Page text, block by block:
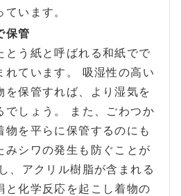
います。
保管
とう紙と呼ばれる和紙でで
れています。 吸湿性の高い
を保管すれば、より湿気を
でしょう。 また、ごわつか
物を平らに保管するのにも
みシワの発生も防ぐことが
、アクリル樹脂が含まれる
と化学反応を起こし着物の